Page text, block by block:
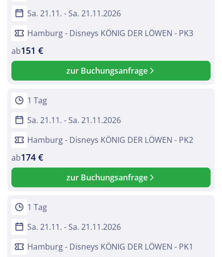
Musical Disney DER KÖNIG DER LÖWEN
Facebook
WhatsApp
Telegram
per E-Mail senden
Link kopieren
Sa. 21.11. - Sa. 21.11.2026
Hamburg - Disneys KÖNIG DER LÖWEN - PK3
ab151 €
zur Buchungsanfrage
1 Tag
Sa. 21.11. - Sa. 21.11.2026
Hamburg - Disneys KÖNIG DER LÖWEN - PK2
ab174 €
zur Buchungsanfrage
1 Tag
Sa. 21.11. - Sa. 21.11.2026
Hamburg - Disneys KÖNIG DER LÖWEN - PK1